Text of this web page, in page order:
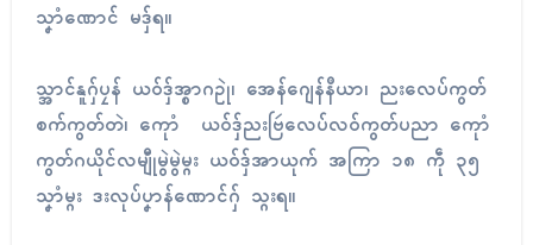
သၞာံဏောၚ် မဒှ်ရ။
သ္အာၚ်နူဂှ်ပၠန် ယဝ်ဒှ်အ္စာဂဥုဲ၊ အေန်ဂျေန်နဳယာ၊ ညးလေပ်ကွတ်
စက်ကွတ်တဲ၊ ကေုာံ ယဝ်ဒှ်ညးဗြဴလေပ်လဝ်ကွတ်ပညာ ကေုာံ
ကွတ်ဂယိုၚ်လမျီုမွဲမွဲမ္ဂး ယဝ်ဒှ်အာယုက် အကြာ ၁၈ ကဵု ၃၅
သၞာံမ္ဂး ဒးလုပ်ပၞာန်ဏောၚ်ဂှ် သ္ဂးရ။